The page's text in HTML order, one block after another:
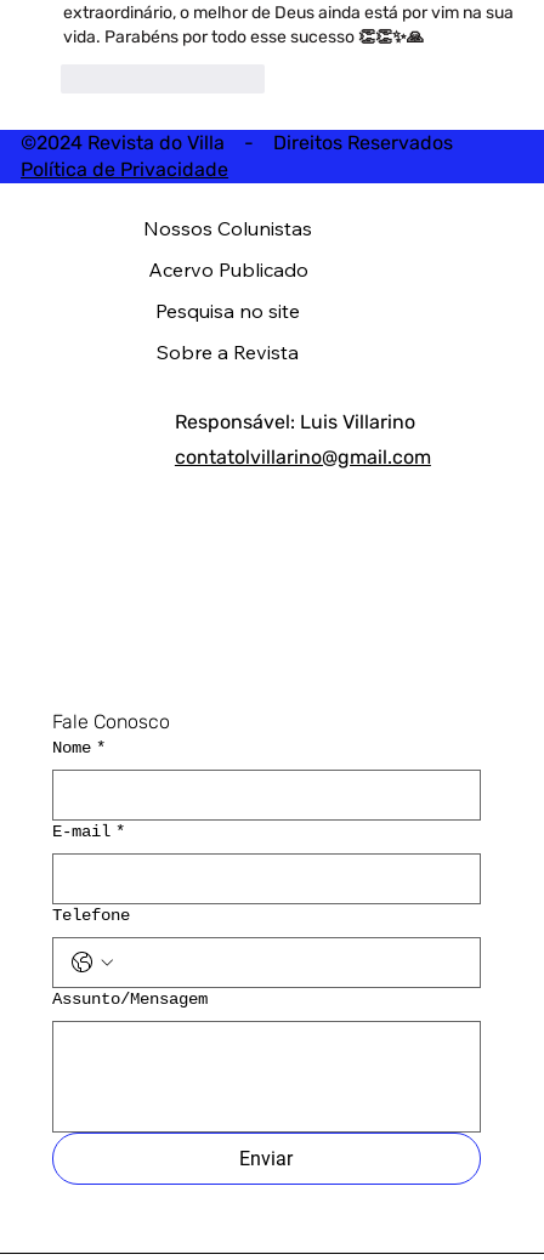
extraordinário, o melhor de Deus ainda está por vim na sua
vida. Parabéns por todo esse sucesso 👏👏✨️🙏
©2024 Revista do Villa - Direitos Reservados
Política de Privacidade
Fale Conosco
Nome *
E-mail *
Telefone
Assunto/Mensagem
Enviar
Responsável: Luis Villarino
contatolvillarino@gmail.com
Nossos Colunistas
Acervo Publicado
Pesquisa no site
Sobre a Revista